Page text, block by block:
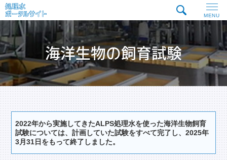
MENU
2022年から実施してきたALPS処理水を使った海洋生物飼育
試験については、計画していた試験をすべて完了し、2025年
3月31日をもって終了しました。